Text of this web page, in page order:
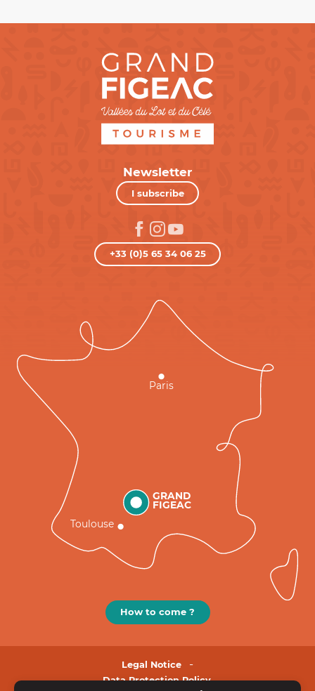
Newsletter
I subscribe
+33 (0)5 65 34 06 25
GRAND
FIGEAC
Toulouse
Paris
How to come ?
Legal Notice
Data Protection Policy.